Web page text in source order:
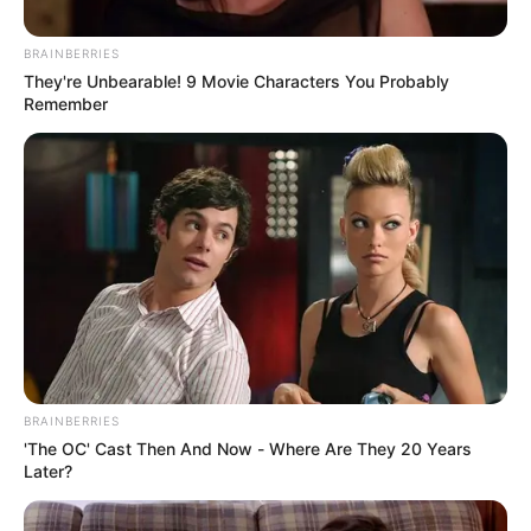
Archivo
Por:Guillermo León Ospina Muñoz
Septiembre 8, 2020
BRAINBERRIES
They're Unbearable! 9 Movie Characters You Probably
Remember
BRAINBERRIES
'The OC' Cast Then And Now - Where Are They 20 Years
Later?